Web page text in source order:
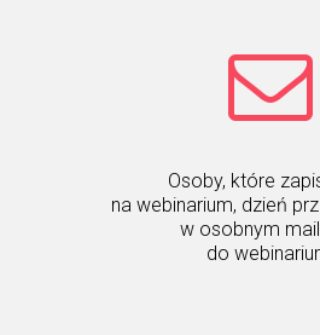
Osoby, które
na webinarium, dzień
w osobnym
do